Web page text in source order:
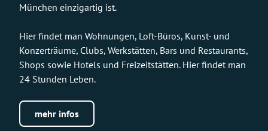
München einzigartig ist.
Hier findet man Wohnungen, Loft-Büros, Kunst- und
Konzerträume, Clubs, Werkstätten, Bars und Restaurants,
Shops sowie Hotels und Freizeitstätten. Hier findet man
24 Stunden Leben.
mehr infos